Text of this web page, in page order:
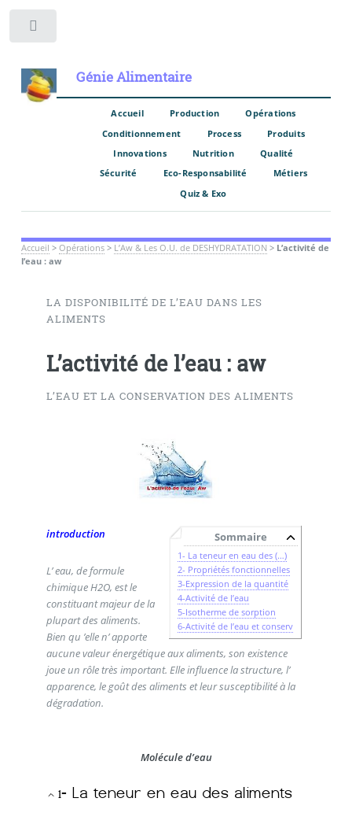
Génie Alimentaire
Accueil Production
Opérations
Conditionnement
Process
Produits
Innovations
Nutrition
Qualité
Sécurité
Eco-Responsabilité
Métiers
Quiz & Exo
Accueil > Opérations> L’Aw & Les O.U. de DESHYDRATATION > L’activité de
l’eau : aw
LA DISPONIBILITÉ DE L’EAU DANS LES
ALIMENTS
L’activité de l’eau : aw
L’EAU ET LA CONSERVATION DES ALIMENTS
Sommaire
1- La teneur en eau des (…)
2- Propriétés fonctionnelles
3-Expression de la quantité
4-Activité de l’eau
5-Isotherme de sorption
6-Activité de l’eau et conserv
introduction
L’ eau, de formule
chimique H2O, est le
constituant majeur de la
plupart des aliments.
Bien qu ’elle n’ apporte
aucune valeur énergétique aux aliments, son existence
joue un rôle très important. Elle influence la structure, l’
apparence, le goût des aliments et leur susceptibilité à la
dégradation.
Molécule d’eau